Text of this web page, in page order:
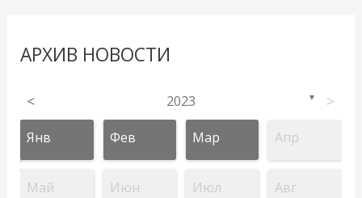
АРХИВ НОВОСТИ
< 2023 ▼ >
Янв Фев Мар Апр
Май Июн Июл Авг